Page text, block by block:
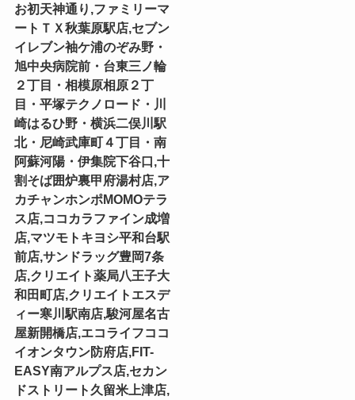
お初天神通り,ファミリーマ
ートＴＸ秋葉原駅店,セブン
イレブン袖ケ浦のぞみ野・
旭中央病院前・台東三ノ輪
２丁目・相模原相原２丁
目・平塚テクノロード・川
崎はるひ野・横浜二俣川駅
北・尼崎武庫町４丁目・南
阿蘇河陽・伊集院下谷口,十
割そば囲炉裏甲府湯村店,ア
カチャンホンポMOMOテラ
ス店,ココカラファイン成増
店,マツモトキヨシ平和台駅
前店,サンドラッグ豊岡7条
店,クリエイト薬局八王子大
和田町店,クリエイトエスデ
ィー寒川駅南店,駿河屋名古
屋新開橋店,エコライフココ
イオンタウン防府店,FIT-
EASY南アルプス店,セカン
ドストリート久留米上津店,